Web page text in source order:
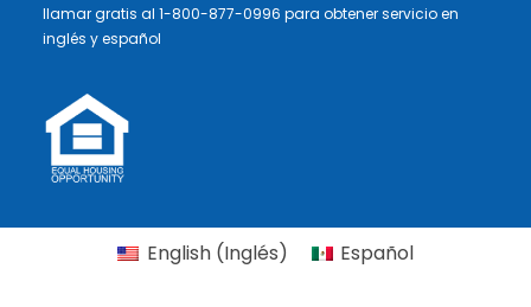
llamar gratis al 1-800-877-0996 para obtener servicio en
inglés y español
English(Inglés) Español